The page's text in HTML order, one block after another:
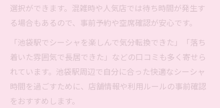
選択ができます。混雑時や人気店では待ち時間が発生す
る場合もあるので、事前予約や空席確認が安心です。
「池袋駅でシーシャを楽しんで気分転換できた」「落ち
着いた雰囲気で長居できた」などの口コミも多く寄せら
れています。池袋駅周辺で自分に合った快適なシーシャ
時間を過ごすために、店舗情報や利用ルールの事前確認
をおすすめします。